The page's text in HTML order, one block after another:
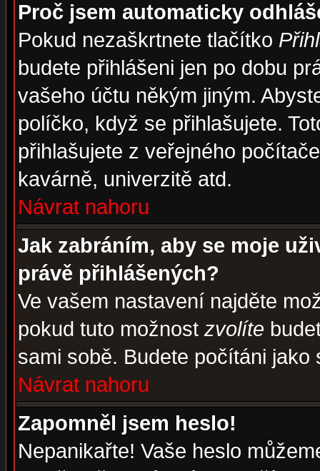
Proč jsem automaticky
Pokud nezaškrtnete tlačítko
budete přihlášeni jen po dobu
vašeho účtu někým jiným.
políčko, když se přihlašujete.
přihlašujete z veřejného
kavárně, univerzitě atd.
Návrat nahoru
Jak zabráním, aby se moje
právě přihlášených?
Ve vašem nastavení najděte
pokud tuto možnost zvolíte
sami sobě. Budete počítáni jako
Návrat nahoru
Zapomněl jsem heslo!
Nepanikařte! Vaše heslo